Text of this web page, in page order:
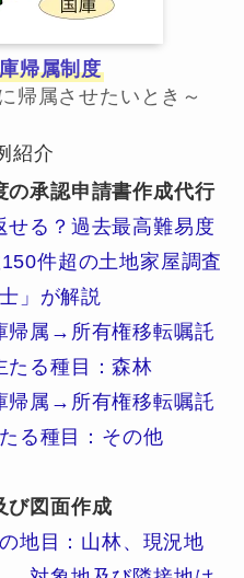
帰属制度
帰属させたいとき～
紹介
の承認申請書作成代行
る？過去最高難易度
件超の土地家屋調査
」が解説
属→所有権移転嘱託
たる種目：森林
属→所有権移転嘱託
る種目：その他
び図面作成
地目：山林、現況地